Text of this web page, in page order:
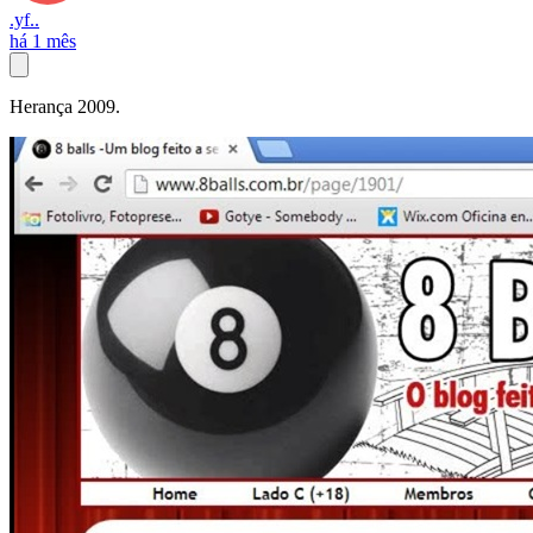
.yf..
há 1 mês
Herança 2009.